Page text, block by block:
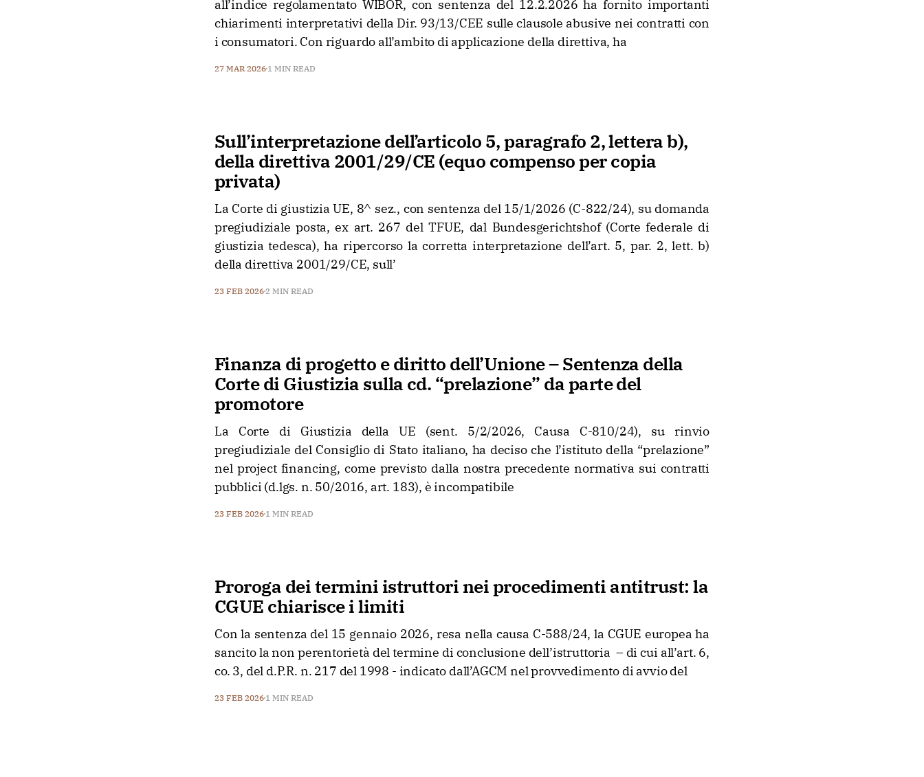
all’indice regolamentato WIBOR, con sentenza del 12.2.2026 ha fornito importanti
chiarimenti interpretativi della Dir. 93/13/CEE sulle clausole abusive nei contratti con
i consumatori. Con riguardo all’ambito di applicazione della direttiva, ha
27 MAR 2026 1 MIN READ
Sull’interpretazione dell’articolo 5, paragrafo 2, lettera b),
della direttiva 2001/29/CE (equo compenso per copia
privata)
La Corte di giustizia UE, 8^ sez., con sentenza del 15/1/2026 (C-822/24), su domanda
pregiudiziale posta, ex art. 267 del TFUE, dal Bundesgerichtshof (Corte federale di
giustizia tedesca), ha ripercorso la corretta interpretazione dell’art. 5, par. 2, lett. b)
della direttiva 2001/29/CE, sull’
23 FEB 2026 2 MIN READ
Finanza di progetto e diritto dell’Unione – Sentenza della
Corte di Giustizia sulla cd. “prelazione” da parte del
promotore
La Corte di Giustizia della UE (sent. 5/2/2026, Causa C-810/24), su rinvio
pregiudiziale del Consiglio di Stato italiano, ha deciso che l’istituto della “prelazione”
nel project financing, come previsto dalla nostra precedente normativa sui contratti
pubblici (d.lgs. n. 50/2016, art. 183), è incompatibile
23 FEB 2026 1 MIN READ
Proroga dei termini istruttori nei procedimenti antitrust: la
CGUE chiarisce i limiti
Con la sentenza del 15 gennaio 2026, resa nella causa C-588/24, la CGUE europea ha
sancito la non perentorietà del termine di conclusione dell’istruttoria – di cui all’art. 6,
co. 3, del d.P.R. n. 217 del 1998 - indicato dall’AGCM nel provvedimento di avvio del
23 FEB 2026 1 MIN READ